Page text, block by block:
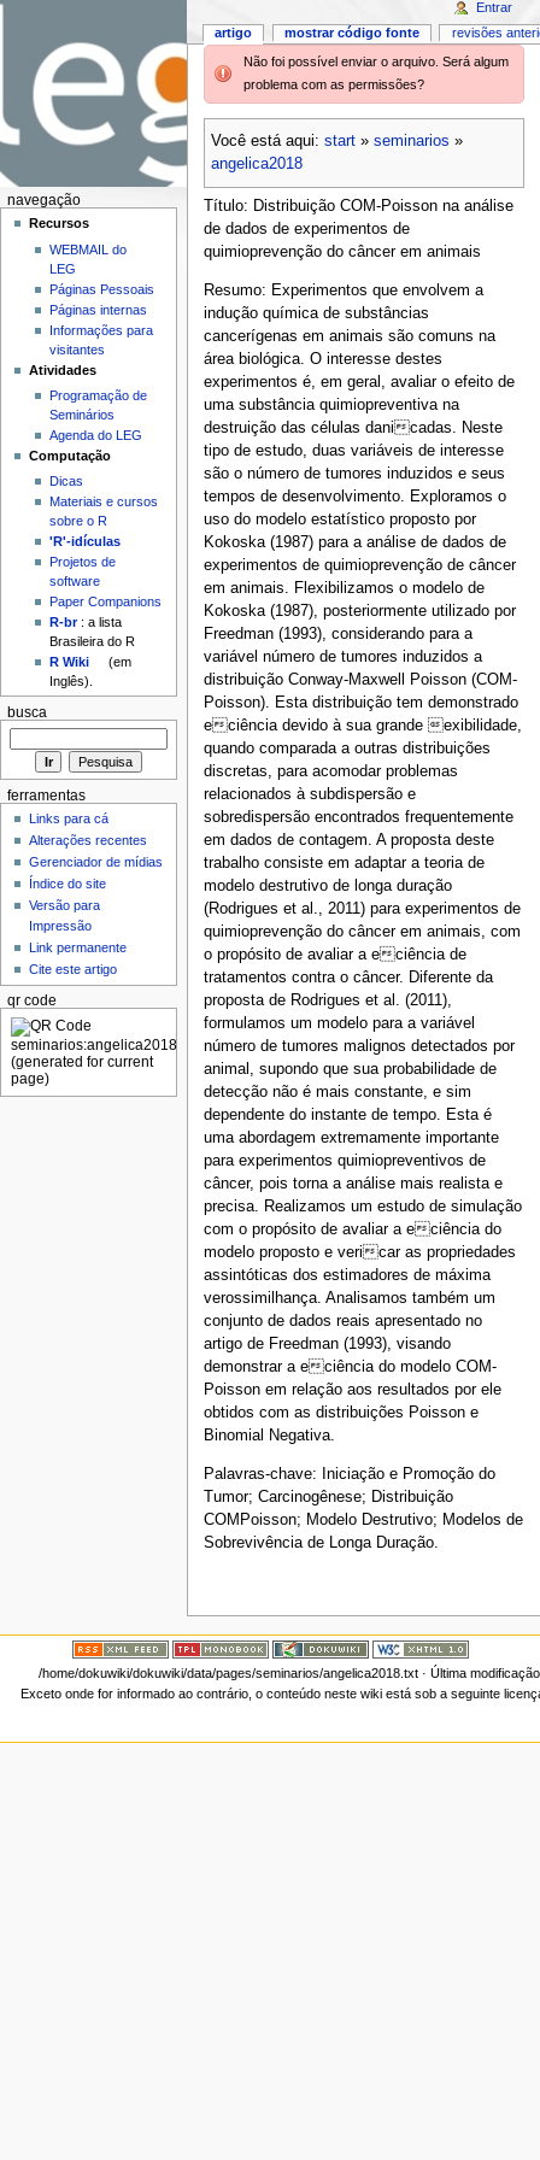
Não foi possível enviar o arquivo. Será algum
problema com as permissões?
Você está aqui: start» seminarios »
angelica2018
Título: Distribuição COM-Poisson na análise
de dados de experimentos de
quimioprevenção do câncer em animais
Resumo: Experimentos que envolvem a
indução química de substâncias
cancerígenas em animais são comuns na
área biológica. O interesse destes
experimentos é, em geral, avaliar o efeito de
uma substância quimiopreventiva na
destruição das células danicadas. Neste
tipo de estudo, duas variáveis de interesse
são o número de tumores induzidos e seus
tempos de desenvolvimento. Exploramos o
uso do modelo estatístico proposto por
Kokoska (1987) para a análise de dados de
experimentos de quimioprevenção de câncer
em animais. Flexibilizamos o modelo de
Kokoska (1987), posteriormente utilizado por
Freedman (1993), considerando para a
variável número de tumores induzidos a
distribuição Conway-Maxwell Poisson (COM-
Poisson). Esta distribuição tem demonstrado
eciência devido à sua grande exibilidade,
quando comparada a outras distribuições
discretas, para acomodar problemas
relacionados à subdispersão e
sobredispersão encontrados frequentemente
em dados de contagem. A proposta deste
trabalho consiste em adaptar a teoria de
modelo destrutivo de longa duração
(Rodrigues et al., 2011) para experimentos de
quimioprevenção do câncer em animais, com
o propósito de avaliar a eciência de
tratamentos contra o câncer. Diferente da
proposta de Rodrigues et al. (2011),
formulamos um modelo para a variável
número de tumores malignos detectados por
animal, supondo que sua probabilidade de
detecção não é mais constante, e sim
dependente do instante de tempo. Esta é
uma abordagem extremamente importante
para experimentos quimiopreventivos de
câncer, pois torna a análise mais realista e
precisa. Realizamos um estudo de simulação
com o propósito de avaliar a eciência do
modelo proposto e vericar as propriedades
assintóticas dos estimadores de máxima
verossimilhança. Analisamos também um
conjunto de dados reais apresentado no
artigo de Freedman (1993), visando
demonstrar a eciência do modelo COM-
Poisson em relação aos resultados por ele
obtidos com as distribuições Poisson e
Binomial Negativa.
Palavras-chave: Iniciação e Promoção do
Tumor; Carcinogênese; Distribuição
COMPoisson; Modelo Destrutivo; Modelos de
Sobrevivência de Longa Duração.
artigo mostrar código fonte revisões
Entrar
navegação
Recursos
WEBMAIL do
LEG
Páginas Pessoais
Páginas internas
Informações para
visitantes
Atividades
Programação de
Seminários
Agenda do LEG
Computação
Dicas
Materiais e cursos
sobre o R
'R'-idículas
Projetos de
software
Paper Companions
R-br: a lista
Brasileira do R
R Wiki
(em
Inglês).
busca
ferramentas
Links para cá
Alterações recentes
Gerenciador de mídias
Índice do site
Versão para
Impressão
Link permanente
Cite este artigo
qr code
/home/dokuwiki/dokuwiki/data/pages/seminarios/angelica2018.txt· Última
Exceto onde for informado ao contrário, o conteúdo neste wiki está sob a seguinte